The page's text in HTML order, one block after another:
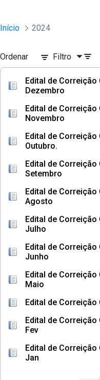
Início 2024
Ordenar Filtro
Edital de Correição
Dezembro
Edital de Correição
Novembro
Edital de Correição
Outubro.
Edital de Correição
Setembro
Edital de Correição
Agosto
Edital de Correição
Julho
Edital de Correição
Junho
Edital de Correição
Maio
Edital de Correição
Edital de Correição
Fev
Edital de Correição
Jan